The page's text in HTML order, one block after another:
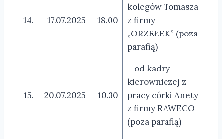
14. 17.07.2025 18.00
kolegów Tomasza
z firmy
„ORZEŁEK” (poza
parafią)
15. 20.07.2025 10.30
– od kadry
kierowniczej z
pracy córki Anety
z firmy RAWECO
(poza parafią)